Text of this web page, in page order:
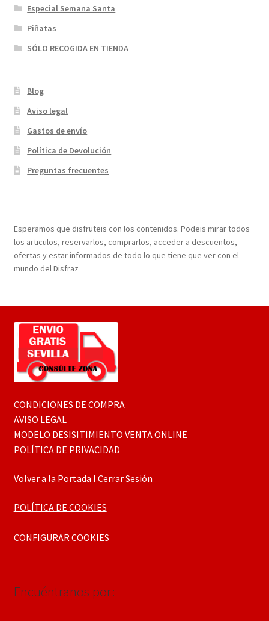
Especial Semana Santa
Piñatas
SÓLO RECOGIDA EN TIENDA
Blog
Aviso legal
Gastos de envío
Política de Devolución
Preguntas frecuentes
Esperamos que disfruteis con los contenidos. Podeis mirar todos
los articulos, reservarlos, comprarlos, acceder a descuentos,
ofertas y estar informados de todo lo que tiene que ver con el
mundo del Disfraz
CONDICIONES DE COMPRA
AVISO LEGAL
MODELO DESISITIMIENTO VENTA ONLINE
POLÍTICA DE PRIVACIDAD
Volver a la Portada I Cerrar Sesión
POLÍTICA DE COOKIES
CONFIGURAR COOKIES
Encuéntranos por: